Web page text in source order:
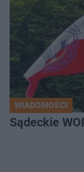
WIADOMOŚCI
Sądeckie